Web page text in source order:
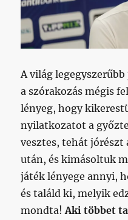
A világ
a szórakozás mégis
lényeg, hogy
nyilatkozatot a
vesztes, tehát
után, és kimásoltuk
játék lényege annyi,
és találd ki, melyik
mondta!Aki többet